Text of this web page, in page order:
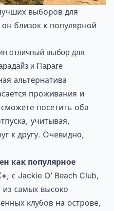
выборов для
близок к популярной
отличный выбор для
и Параге
альтернатива
проживания и
посетить оба
учитывая,
к другу. Очевидно,
как популярное
, с Jackie O’ Beach Club,
из самых высоко
клубов на острове,